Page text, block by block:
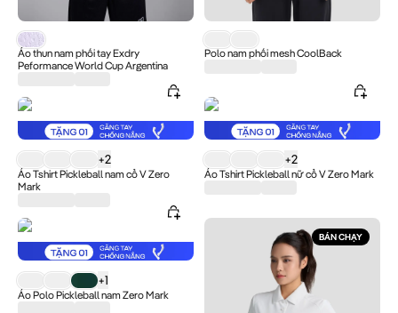
Áo thun nam phối tay Exdry
Peformance World Cup Argentina
Sản phẩm Áo thun nam phối tay Exdry Peformance World Cup
Polo nam phối mesh CoolBack
Sản phẩm Polo nam phối mesh
+2
Áo Tshirt Pickleball nam cổ V Zero
Mark
Sản phẩm Áo Tshirt Pickleball nam cổ V Zero Mark có giá ...
+2
Áo Tshirt Pickleball nữ cổ V Zero Mark
Sản phẩm Áo Tshirt Pickleball
+1
Áo Polo Pickleball nam Zero Mark
Sản phẩm Áo Polo Pickleball nam Zero Mark có giá ...
BÁN CHẠY